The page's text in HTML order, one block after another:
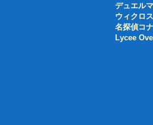
デュエル
ウィクロス
名探偵コ
Lycee